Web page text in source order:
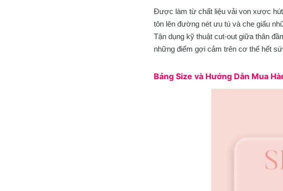
Được làm từ chất liệu vải von xược
tôn lên đường nét ưu tú và che giấu
Tận dụng kỹ thuật cut-out giữa thân
những điểm gợi cảm trên cơ thế hết
Bảng Size và Hướng Dẫn Mua